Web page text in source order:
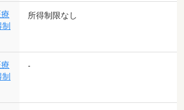
所得制限なし
-